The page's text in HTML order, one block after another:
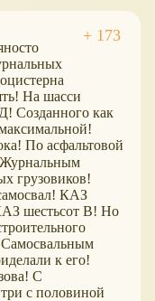
На шасси
Созданного как
По асфальтовой
грузовиков!
КАЗ
шестьсот В! Но
к его!
С
с половиной